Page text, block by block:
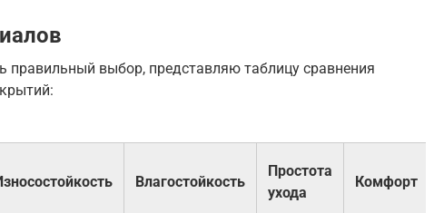
правильный выбор, представляю таблицу сравнения
Влагостойкость
Простота
ухода
Комфорт